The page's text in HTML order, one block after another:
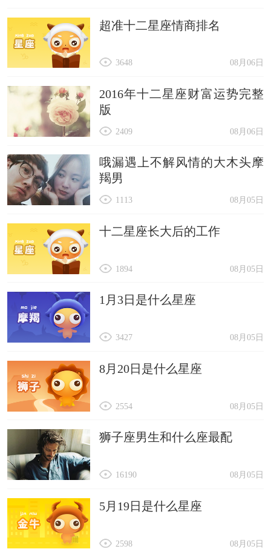
超准十二星座情商排名
08月06日
3648
2016年十二星座财富运势完整
版
08月06日
2409
哦漏遇上不解风情的大木头摩
羯男
08月05日
1113
十二星座长大后的工作
08月05日
1894
1月3日是什么星座
08月05日
3427
8月20日是什么星座
08月05日
2554
狮子座男生和什么座最配
08月05日
16190
5月19日是什么星座
08月05日
2598